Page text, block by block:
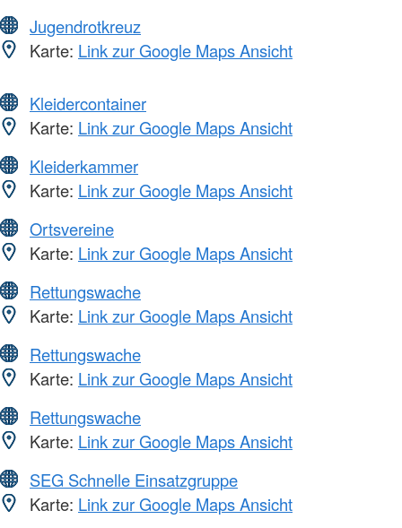
Jugendrotkreuz
Karte: Link zur Google Maps Ansicht
Kleidercontainer
Karte: Link zur Google Maps Ansicht
Kleiderkammer
Karte: Link zur Google Maps Ansicht
Ortsvereine
Karte: Link zur Google Maps Ansicht
Rettungswache
Karte: Link zur Google Maps Ansicht
Rettungswache
Karte: Link zur Google Maps Ansicht
Rettungswache
Karte: Link zur Google Maps Ansicht
SEG Schnelle Einsatzgruppe
Karte: Link zur Google Maps Ansicht